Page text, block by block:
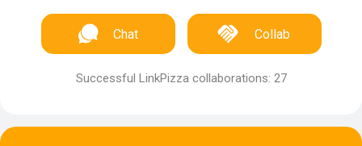
Chat Collab
Successful LinkPizza collaborations: 27